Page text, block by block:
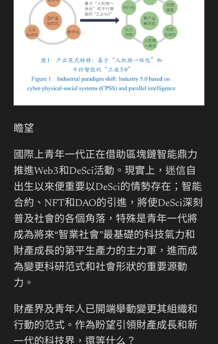
瞻望
國際上青年一代正在借助區塊鏈智能鼎力
推進Web3和DeSci活動。現實上，迷信自
出生以來便重要以DeSci的情勢存在；智能
合約、NFT和DAO的引進，將使DeSci深刻
普及社會的各個角落，特殊是青年一代將
成為將來“智業社會”最基礎的科技氣力和
財產成長的第平生產力的主力軍，進而成
為變更科研范式和社會形狀的重要源動
力。
財產界及青年人已開端舉動變更其組織和
行動的范式。作為盼望引領財產成長和新